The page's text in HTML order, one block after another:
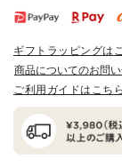
ギフトラッピングは
商品についてのお問
ご利用ガイドはこちら